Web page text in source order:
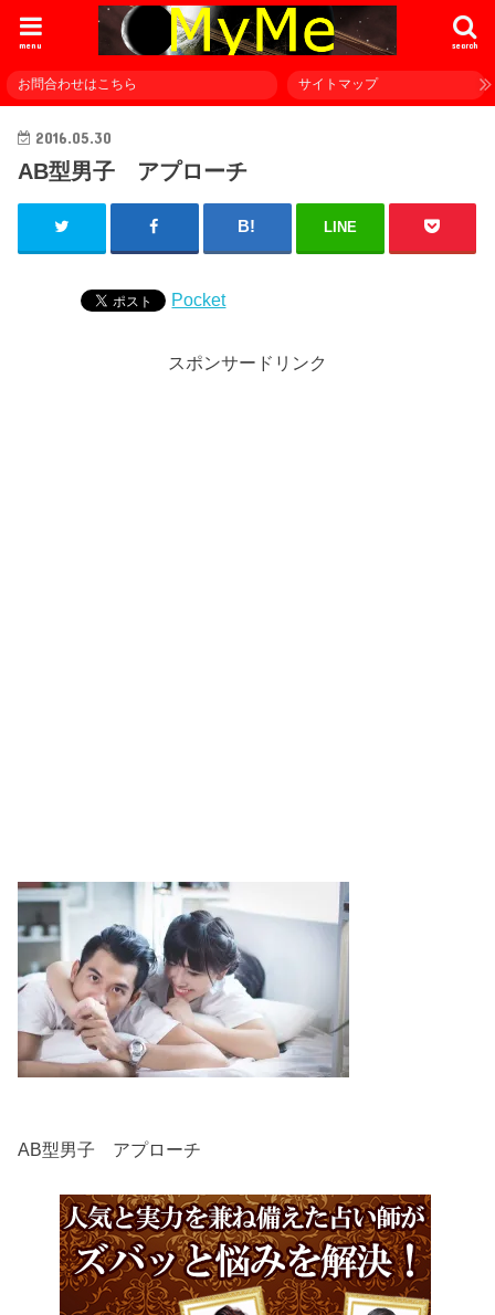
search
menu
お問合わせはこちら サイトマップ
2016.05.30
AB型男子 アプローチ
LINE
Pocket
スポンサードリンク
AB型男子 アプローチ